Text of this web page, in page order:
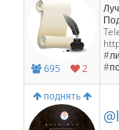
695 2
поднять